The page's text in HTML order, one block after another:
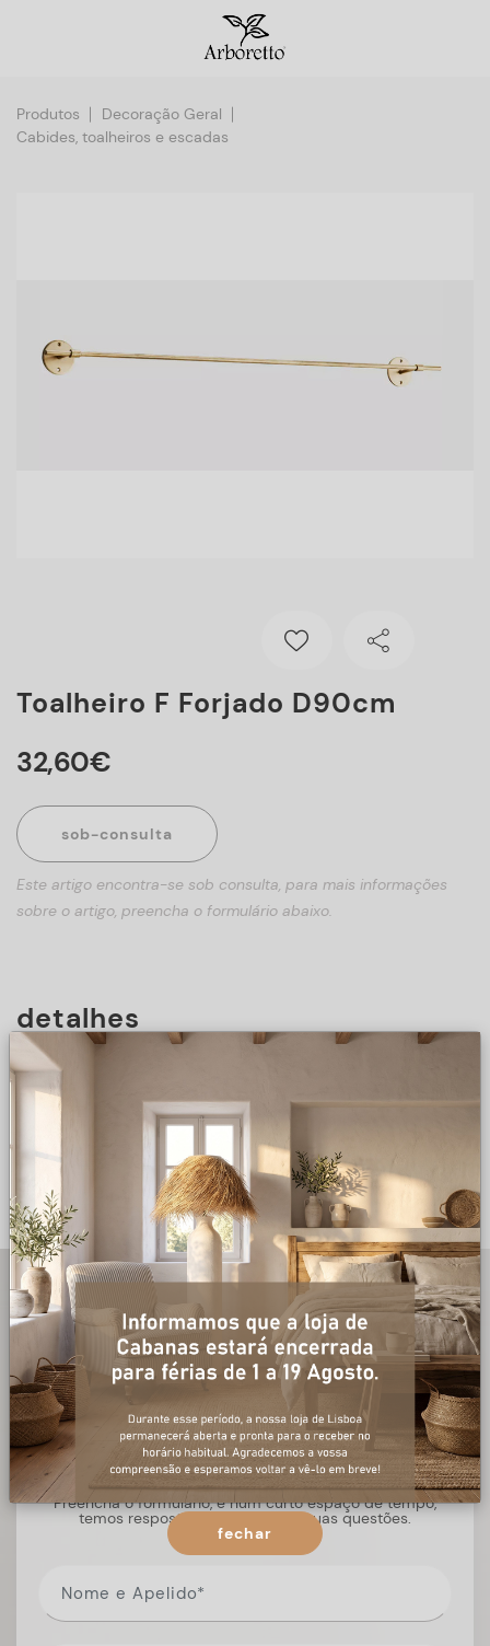
Produtos
Decoração Geral
Cabides, toalheiros e escadas
Toalheiro F Forjado D90cm
32,60€
sob-consulta
Este artigo encontra-se sob consulta, para mais informações
sobre o artigo, preencha o formulário abaixo.
detalhes
DESCRIÇÃO
+ informações
Preencha o formulário, e num curto espaço de tempo,
temos respostas para todas as suas questões.
fechar